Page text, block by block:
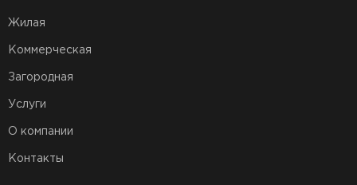
Жилая
Коммерческая
Загородная
Услуги
О компании
Контакты